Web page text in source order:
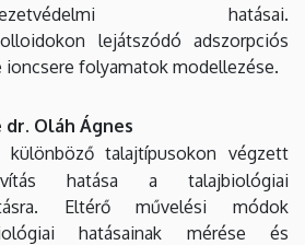
hatásai.
lejátszódó adszorpciós
ioncsere folyamatok modellezése.
dr. Oláh Ágnes
különböző talajtípusokon végzett
hatása a talajbiológiai
Eltérő művelési módok
hatásainak mérése és